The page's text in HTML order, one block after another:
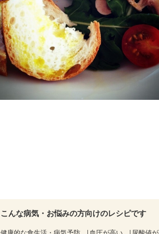
こんな病気・お悩みの方向けのレシピです